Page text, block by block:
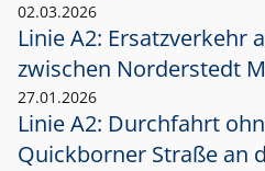
02.03.2026
Linie A2: Ersatzverkehr
zwischen Norderstedt
27.01.2026
Linie A2: Durchfahrt
Quickborner Straße an